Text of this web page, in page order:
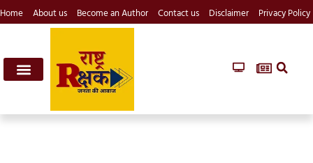
Home About us Become an Author Contact us Disclaimer Privacy Policy